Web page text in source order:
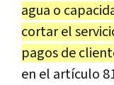
agua o
cortar el
pagos de
en el artículo